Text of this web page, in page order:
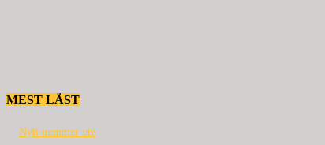
MEST LÄST
Nytt nummer ute